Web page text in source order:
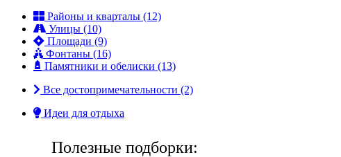
Районы и кварталы (12)
Улицы (10)
Площади (9)
Фонтаны (16)
Памятники и обелиски (13)
Все достопримечательности (2)
Идеи для отдыха
Полезные подборки: